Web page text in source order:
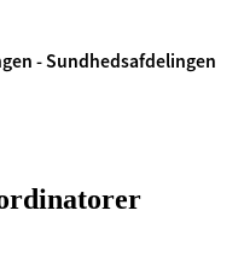
- Sundhedsafdelingen